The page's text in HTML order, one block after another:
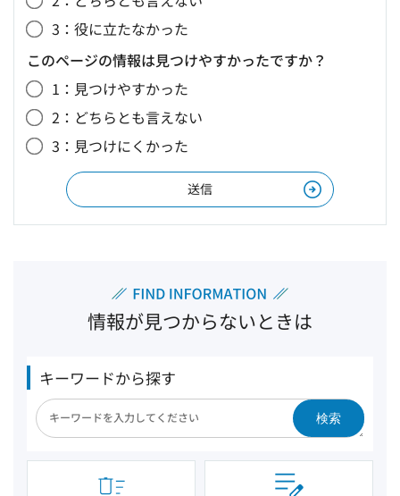
3：役に立たなかった
このページの情報は見つけやすかったですか？
1：見つけやすかった
2：どちらとも言えない
3：見つけにくかった
情報が見つからないときは
キーワードから探す
検索